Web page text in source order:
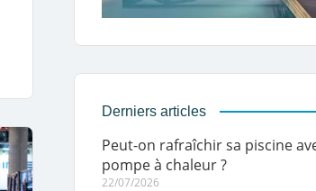
Derniers articles
Peut-on rafraîchir sa piscine
pompe à chaleur ?
22/07/2026